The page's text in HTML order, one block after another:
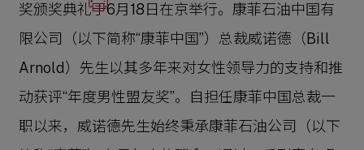
奖颁奖典礼于6月18日在京举行。康菲石油中国有
限公司（以下简称“康菲中国”）总裁威诺德（Bill
Arnold）先生以其多年来对女性领导力的支持和推
动获评“年度男性盟友奖”。自担任康菲中国总裁一
职以来，威诺德先生始终秉承康菲石油公司（以下